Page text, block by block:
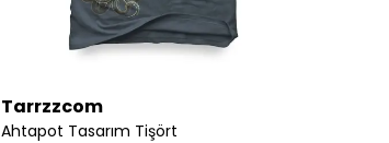
Tarrzzcom
Ahtapot Tasarım Tişört